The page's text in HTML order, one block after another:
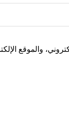
والموقع